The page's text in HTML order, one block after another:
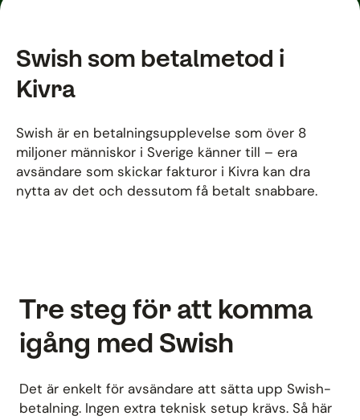
Swish som betalmetod i
Kivra
Swish är en betalningsupplevelse som över 8
miljoner människor i Sverige känner till – era
avsändare som skickar fakturor i Kivra kan dra
nytta av det och dessutom få betalt snabbare.
Tre steg för att komma
igång med Swish
Det är enkelt för avsändare att sätta upp Swish-
betalning. Ingen extra teknisk setup krävs. Så här